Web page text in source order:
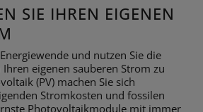
SIE IHREN EIGENEN
und nutzen Sie die
eigenen sauberen Strom zu
(PV) machen Sie sich
Stromkosten und fossilen
Photovoltaikmodule mit immer